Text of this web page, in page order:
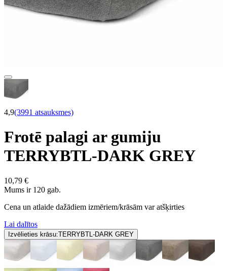
4,9(3991 atsauksmes)
Frotē palagi ar gumiju
TERRYBTL-DARK GREY
10,79 €
Mums ir 120 gab.
Cena un atlaide dažādiem izmēriem/krāsām var atšķirties
Lai dalītos
Izvēlieties krāsu:TERRYBTL-DARK GREY